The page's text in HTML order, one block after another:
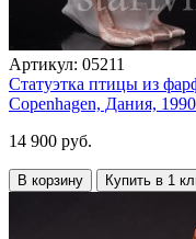
Артикул: 05211
Статуэтка птицы из
Copenhagen, Дания, 1990
14 900 руб.
В корзину Купить в 1